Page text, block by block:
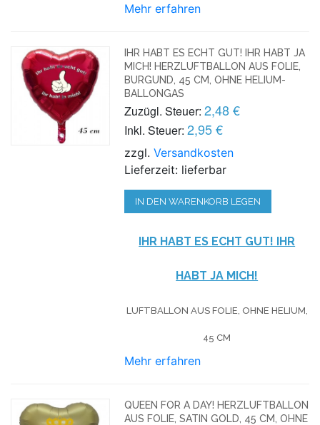
Mehr erfahren
IHR HABT ES ECHT GUT! IHR HABT JA
MICH! HERZLUFTBALLON AUS FOLIE,
BURGUND, 45 CM, OHNE HELIUM-
BALLONGAS
Zuzügl. Steuer: 2,48 €
Inkl. Steuer: 2,95 €
zzgl.Versandkosten
Lieferzeit: lieferbar
IN DEN WARENKORB LEGEN
IHR HABT ES ECHT GUT! IHR
HABT JA MICH!
LUFTBALLON AUS FOLIE, OHNE HELIUM,
45 CM
Mehr erfahren
QUEEN FOR A DAY! HERZLUFTBALLON
AUS FOLIE, SATIN GOLD, 45 CM, OHNE